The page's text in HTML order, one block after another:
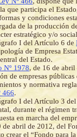
que participa el
y condiciones
de la producción
estratégico y/o
I del Artículo 6 de
de Empresa
del Estado.
Nº 1978, de 16 de
de empresas
y normativa
466.
I del Artículo 3 del
durante el régimen
en marcha del
de abril de 2012, del
crear el “Fondo para